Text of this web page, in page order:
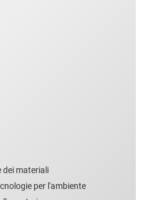
dei materiali
per l'ambiente